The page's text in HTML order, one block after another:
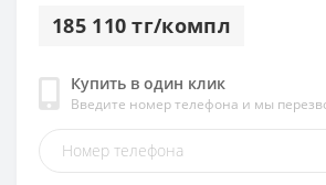
185 110 тг/компл
Купить в один клик
Введите номер телефона и мы